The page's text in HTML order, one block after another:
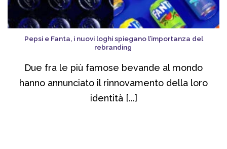
Pepsi e Fanta, i nuovi loghi spiegano l’importanza del
rebranding
Due fra le più famose bevande al mondo
hanno annunciato il rinnovamento della loro
identità [...]